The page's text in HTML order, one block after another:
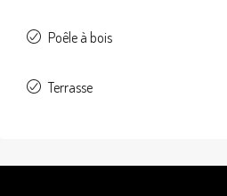
Poêle à bois
Terrasse